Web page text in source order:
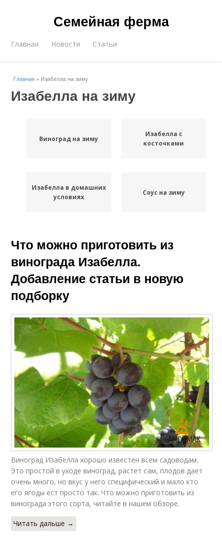
Семейная ферма
Главная Новости Статьи
Главная » Изабелла на зиму
Изабелла на зиму
Виноград на зиму
Изабелла с
косточками
Изабелла в домашних
условиях
Соус на зиму
Что можно приготовить из
винограда Изабелла.
Добавление статьи в новую
подборку
Виноград Изабелла хорошо известен всем садоводам.
Это простой в уходе виноград, растет сам, плодов дает
очень много, но вкус у него специфический и мало кто
его ягоды ест просто так. Что можно приготовить из
винограда этого сорта, читайте в нашем обзоре.
Читать дальше →